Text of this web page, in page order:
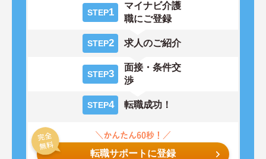
STEP1
マイナビ介護
職にご登録
STEP2 求人のご紹介
STEP3
面接・条件交
渉
STEP4 転職成功！
転職サポートに登録